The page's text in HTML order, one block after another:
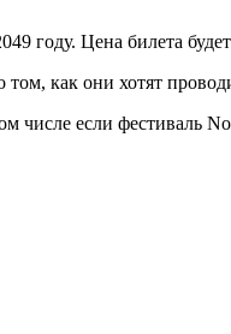
году. Цена билета
как они хотят
если фестиваль